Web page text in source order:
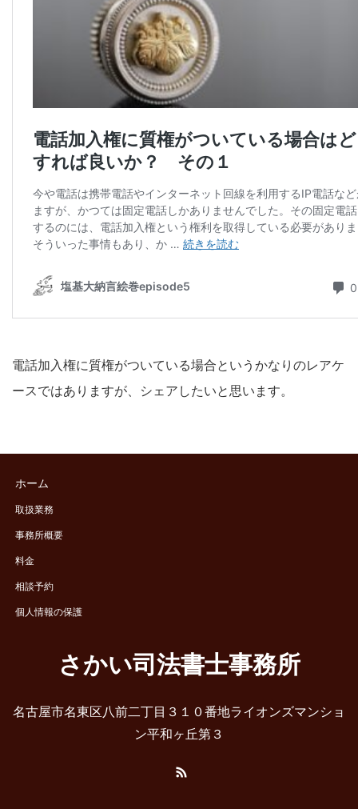
電話加入権に質権がついている場合というかなりのレアケ
ースではありますが、シェアしたいと思います。
ホーム
取扱業務
事務所概要
料金
相談予約
個人情報の保護
さかい司法書士事務所
名古屋市名東区八前二丁目３１０番地ライオンズマンショ
ン平和ヶ丘第３